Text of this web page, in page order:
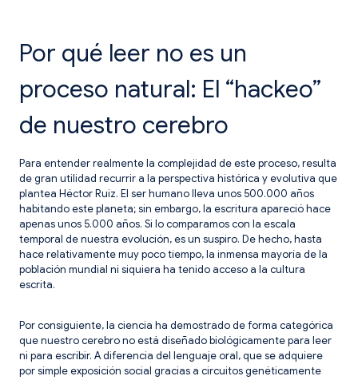
Por qué leer no es un
proceso natural: El “hackeo”
de nuestro cerebro
Para entender realmente la complejidad de este proceso, resulta
de gran utilidad recurrir a la perspectiva histórica y evolutiva que
plantea Héctor Ruiz. El ser humano lleva unos 500.000 años
habitando este planeta; sin embargo, la escritura apareció hace
apenas unos 5.000 años. Si lo comparamos con la escala
temporal de nuestra evolución, es un suspiro. De hecho, hasta
hace relativamente muy poco tiempo, la inmensa mayoría de la
población mundial ni siquiera ha tenido acceso a la cultura
escrita.
Por consiguiente, la ciencia ha demostrado de forma categórica
que nuestro cerebro no está diseñado biológicamente para leer
ni para escribir. A diferencia del lenguaje oral, que se adquiere
por simple exposición social gracias a circuitos genéticamente